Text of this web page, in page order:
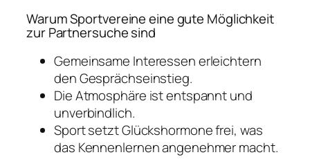
Warum Sportvereine eine gute Möglichkeit
zur Partnersuche sind
Gemeinsame Interessen erleichtern
den Gesprächseinstieg.
Die Atmosphäre ist entspannt und
unverbindlich.
Sport setzt Glückshormone frei, was
das Kennenlernen angenehmer macht.